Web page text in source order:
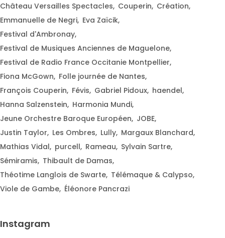
Château Versailles Spectacles Couperin Création
Emmanuelle de Negri Eva Zaïcik
Festival d'Ambronay
Festival de Musiques Anciennes de Maguelone
Festival de Radio France Occitanie Montpellier
Fiona McGown Folle journée de Nantes
François Couperin Févis Gabriel Pidoux haendel
Hanna Salzenstein Harmonia Mundi
Jeune Orchestre Baroque Européen JOBE
Justin Taylor Les Ombres Lully Margaux Blanchard
Mathias Vidal purcell Rameau Sylvain Sartre
Sémiramis Thibault de Damas
Théotime Langlois de Swarte Télémaque & Calypso
Viole de Gambe Éléonore Pancrazi
Instagram